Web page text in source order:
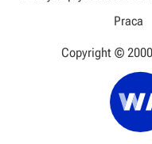
Praca
Copyright ©